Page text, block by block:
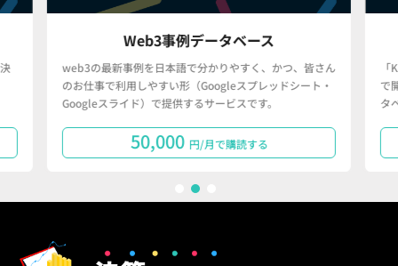
Web3事例データベース
web3の最新事例を日本語で分かりやすく、かつ、皆さん
のお仕事で利用しやすい形（Googleスプレッドシート・
Googleスライド）で提供するサービスです。
50,000 円/月で購読する
で
タ